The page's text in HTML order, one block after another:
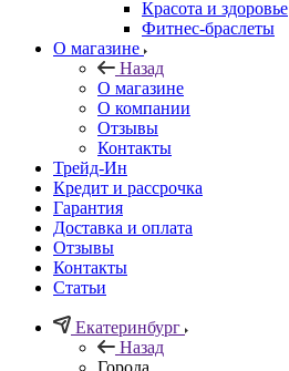
Красота и здоровье
Фитнес-браслеты
О магазине
Назад
О магазине
О компании
Отзывы
Контакты
Трейд-Ин
Кредит и рассрочка
Гарантия
Доставка и оплата
Отзывы
Контакты
Статьи
Екатеринбург
Назад
Города